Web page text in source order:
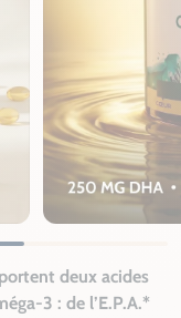
deux acides
3 : de l’E.P.A.*